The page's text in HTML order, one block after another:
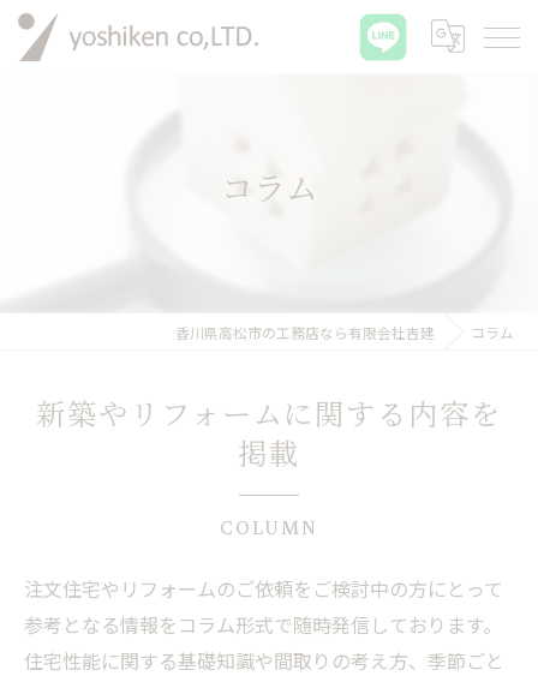
コラム
香川県高松市の工務店なら有限会社吉建 コラム
新築やリフォームに関する内容を
掲載
COLUMN
注文住宅やリフォームのご依頼をご検討中の方にとって
参考となる情報をコラム形式で随時発信しております。
住宅性能に関する基礎知識や間取りの考え方、季節ごと